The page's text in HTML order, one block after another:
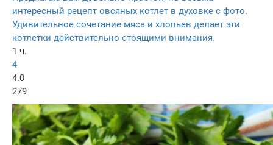
интересный рецепт овсяных котлет в духовке с фото.
Удивительное сочетание мяса и хлопьев делает эти
котлетки действительно стоящими внимания.
1 ч.
4
4.0
279